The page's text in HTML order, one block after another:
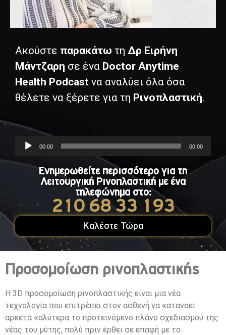
Ακούστε παρακάτω τη Δρ Ειρήνη
Μάντζαρη σε ένα Doctor Anytime
Health Podcast να αναλύει όλα όσα
θέλετε να ξέρετε για τη Ρινοπλαστική.
Audio00:00 00:00
Ενημερωθείτε περισσότερο για τη
Λειτουργική Ρινοπλαστική με ένα
τηλεφώνημα στο:
210 68 33 193
Καλέστε Τώρα
Προσομοίωση ρινοπλαστικής
Η 3D προσομοίωση ρινοπλαστικής είναι μια νέα
τεχνολογία που επιτρέπει στον ασθενή να κατανοεί
αρκετά καλύτερα το προτεινόμενο πλάνο σχεδιασμού της
νέας του μύτης, πολύ πριν έρθει σε επαφή με το